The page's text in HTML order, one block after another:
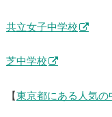
共立女子中学校
芝中学校
【 東京都にある人気の